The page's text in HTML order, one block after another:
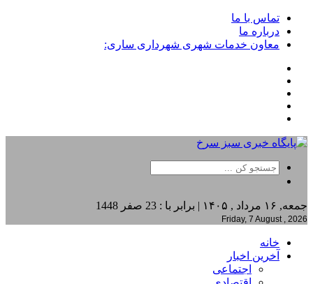
تماس با ما
درباره ما
معاون خدمات شهری شهرداری ساری:
جمعه, ۱۶ مرداد , ۱۴۰۵ | برابر با : 23 صفر 1448
Friday, 7 August , 2026
خانه
آخرین اخبار
اجتماعی